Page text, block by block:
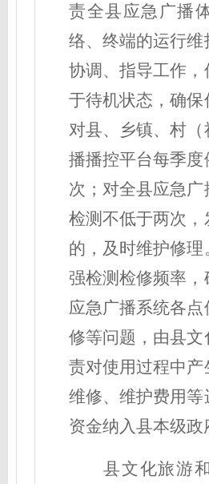
责全县应急广播
络、终端的运行维
协调、指导工作
于待机状态，确保
对县、乡镇、村
播播控平台每季
次；对全县应急
检测不低于两次
的，及时维护修
强检测检修频率
应急广播系统各
修等问题，由县文
责对使用过程中产
维修、维护费用等
资金纳入县本级政
县文化旅游